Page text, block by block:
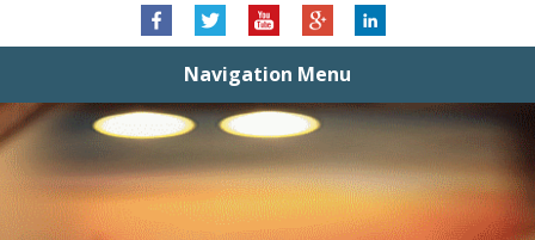
Navigation Menu